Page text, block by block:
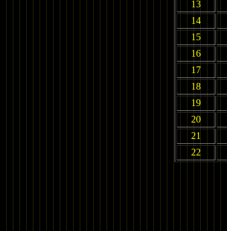
13
14
15
16
17
18
19
20
21
22